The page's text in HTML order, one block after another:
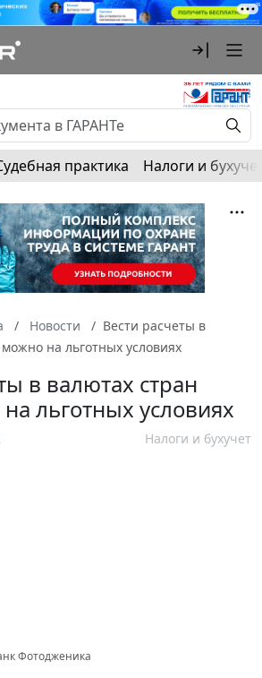
практика Налоги и
Новости
Вести расчеты в
на льготных условиях
в валютах стран
льготных условиях
Налоги и бухучет
Фотодженика